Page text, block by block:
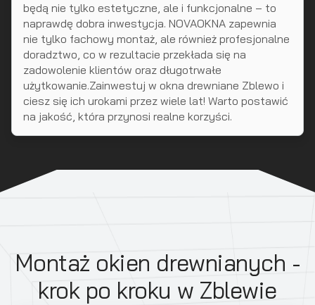
będą nie tylko estetyczne, ale i funkcjonalne – to
naprawdę dobra inwestycja. NOVAOKNA zapewnia
nie tylko fachowy montaż, ale również profesjonalne
doradztwo, co w rezultacie przekłada się na
zadowolenie klientów oraz długotrwałe
użytkowanie.Zainwestuj w okna drewniane Zblewo i
ciesz się ich urokami przez wiele lat! Warto postawić
na jakość, która przynosi realne korzyści.
Montaż okien drewnianych -
krok po kroku w Zblewie